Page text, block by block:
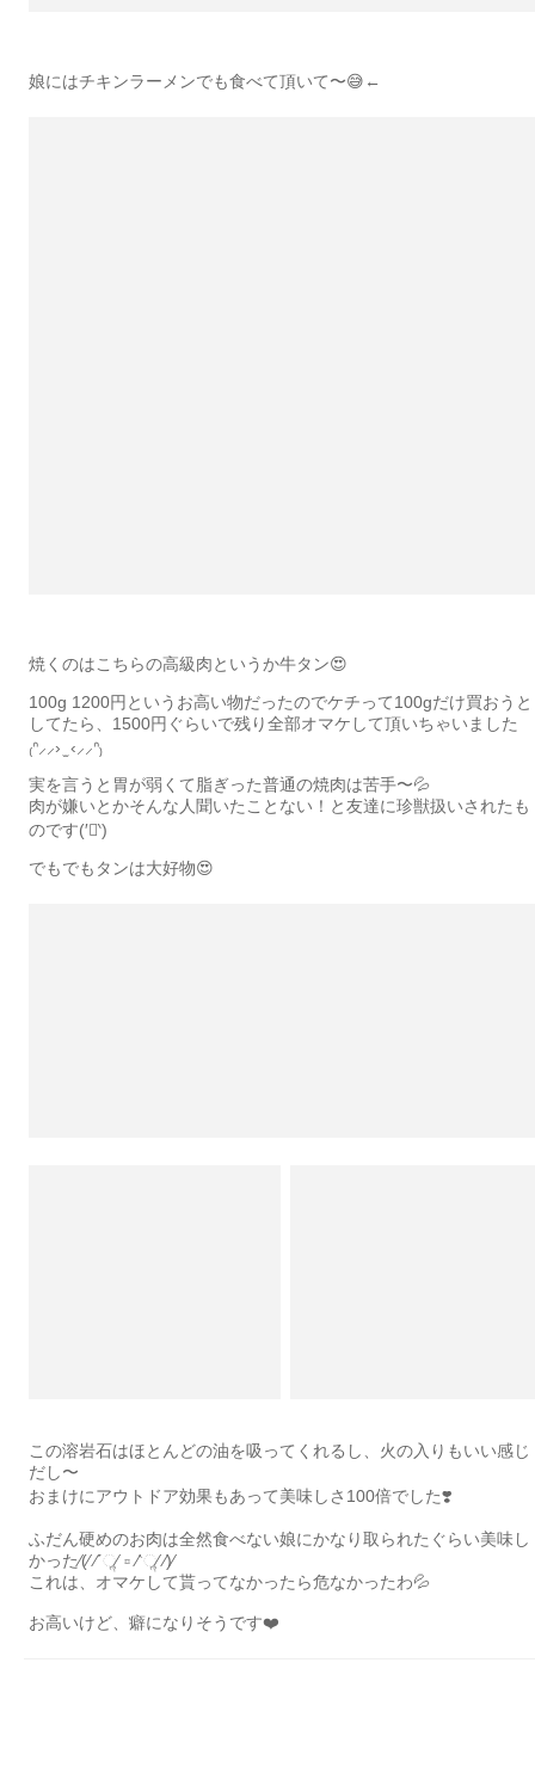
娘にはチキンラーメンでも食べて頂いて〜😅←
焼くのはこちらの高級肉というか牛タン😍
100g 1200円というお高い物だったのでケチって100gだけ買おうと
してたら、1500円ぐらいで残り全部オマケして頂いちゃいました
₍ᐢ⸝⸝› ̫ ‹⸝⸝ᐢ₎
実を言うと胃が弱くて脂ぎった普通の焼肉は苦手〜💦
肉が嫌いとかそんな人聞いたことない！と友達に珍獣扱いされたも
のです(′‵)
でもでもタンは大好物😍
この溶岩石はほとんどの油を吸ってくれるし、火の入りもいい感じ
だし〜
おまけにアウトドア効果もあって美味しさ100倍でした❣️
ふだん硬めのお肉は全然食べない娘にかなり取られたぐらい美味し
かった⁄(⁄ ⁄ˊૢ⁄ ⌑︎ ⁄ˋૢ⁄ ⁄)⁄
これは、オマケして貰ってなかったら危なかったわ💦
お高いけど、癖になりそうです❤️